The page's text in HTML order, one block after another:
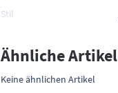
Stil
Ähnliche Artikel
Keine ähnlichen Artikel